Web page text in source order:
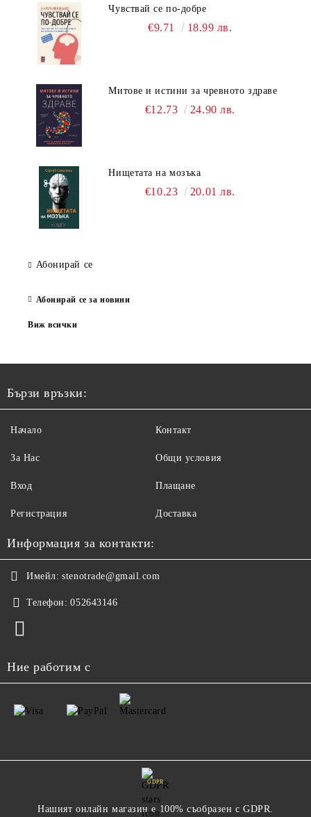
Чувствай се по-добре
€9.71 18.99 лв.
Митове и истини за чревното здраве
€12.73 24.90 лв.
Нищетата на мозъка
€10.23 20.01 лв.
Абонирай се
Абонирай се за новини
Виж всички
Бързи връзки:
Начало
За Нас
Вход
Регистрация
Контакт
Общи условия
Плащане
Доставка
Информация за контакти:
Имейл: stenotrade@gmail.com
Телефон: 052643146
Ние работим с
GDPR
Нашият онлайн магазин е 100% съобразен с GDPR.